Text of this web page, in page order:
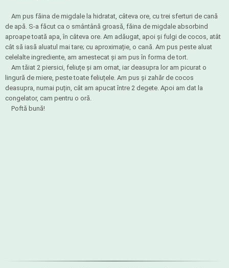
Am pus făina de migdale la hidratat, câteva ore, cu trei sferturi de cană
de apă. S-a făcut ca o smântână groasă, făina de migdale absorbind
aproape toată apa, în câteva ore. Am adăugat, apoi și fulgi de cocos, atât
cât să iasă aluatul mai tare; cu aproximație, o cană. Am pus peste aluat
celelalte ingrediente, am amestecat și am pus în forma de tort.
Am tăiat 2 piersici, feliuțe și am ornat, iar deasupra lor am picurat o
lingură de miere, peste toate feliuțele. Am pus și zahăr de cocos
deasupra, numai puțin, cât am apucat între 2 degete. Apoi am dat la
congelator, cam pentru o oră.
Poftă bună!